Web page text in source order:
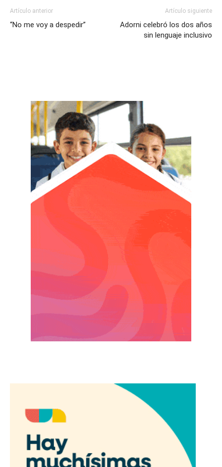
Artículo anterior
“No me voy a despedir”
Artículo siguiente
Adorni celebró los dos años
sin lenguaje inclusivo